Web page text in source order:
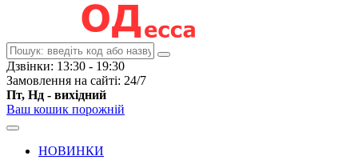
Дзвінки: 13:30 - 19:30
Замовлення на сайті: 24/7
Пт, Нд - вихідний
Ваш кошик порожній
НОВИНКИ